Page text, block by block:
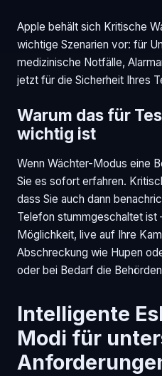
Apple behält sich Kritische
wichtige Szenarien vor: für
medizinische Notfälle,
jetzt für die Sicherheit Ihres
Warum das für
wichtig ist
Wenn Wächter-Modus eine
Sie es sofort erfahren.
dass Sie auch dann
Telefon stummgeschaltet ist
Möglichkeit, live auf Ihre
Abschreckung wie Hupen
oder bei Bedarf die
Intelligente
Modi für